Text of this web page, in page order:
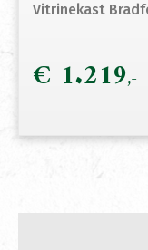
Vitrinekast
€ 1.219